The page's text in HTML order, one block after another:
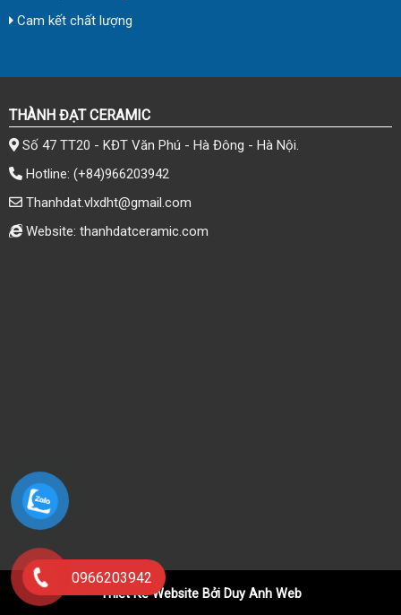
Cam kết chất lượng
THÀNH ĐẠT CERAMIC
Số 47 TT20 - KĐT Văn Phú - Hà Đông - Hà Nội.
Hotline: (+84)966203942
Thanhdat.vlxdht@gmail.com
Website: thanhdatceramic.com
0966203942
Thiết Kế Website Bởi Duy Anh Web